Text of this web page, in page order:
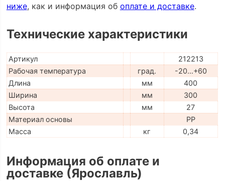
ниже, как и информация об оплате и доставке.
Технические характеристики
Артикул
212213
Рабочая температура
град.
-20…+60
Длина
мм
400
Ширина
мм
300
Высота
мм
27
Материал основы
PP
Масса
кг 0,34
Информация об оплате и
доставке (Ярославль)